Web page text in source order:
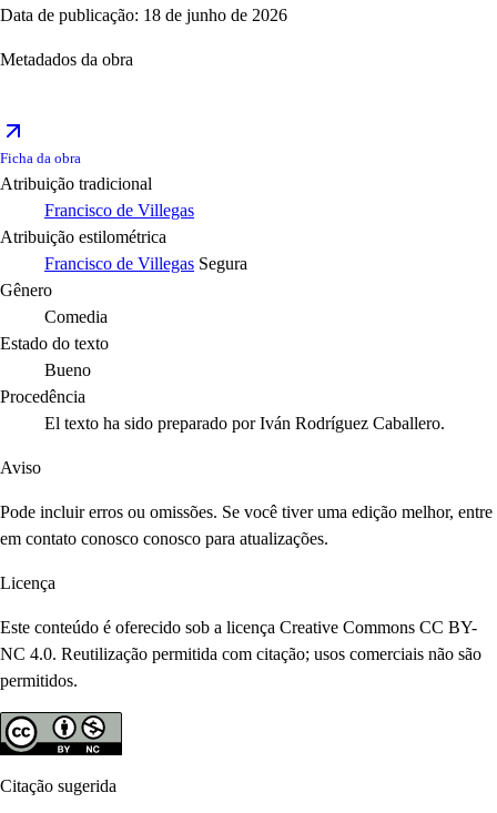
Data de publicação: 18 de junho de 2026
Metadados da obra
Ficha da obra
Atribuição tradicional
Francisco de Villegas
Atribuição estilométrica
Francisco de Villegas Segura
Gênero
Comedia
Estado do texto
Bueno
Procedência
El texto ha sido preparado por Iván Rodríguez Caballero.
Aviso
Pode incluir erros ou omissões. Se você tiver uma edição melhor, entre
em contato conosco conosco para atualizações.
Licença
Este conteúdo é oferecido sob a licença Creative Commons CC BY-
NC 4.0. Reutilização permitida com citação; usos comerciais não são
permitidos.
Citação sugerida